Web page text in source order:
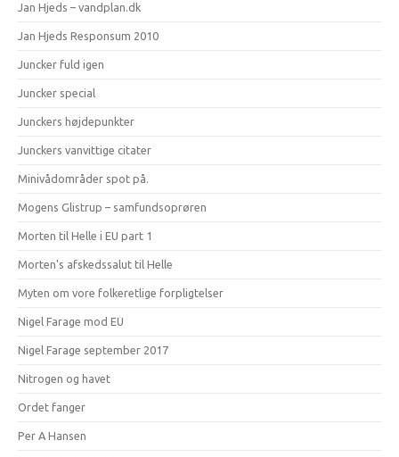
Jan Hjeds – vandplan.dk
Jan Hjeds Responsum 2010
Juncker fuld igen
Juncker special
Junckers højdepunkter
Junckers vanvittige citater
Minivådområder spot på.
Mogens Glistrup – samfundsoprøren
Morten til Helle i EU part 1
Morten's afskedssalut til Helle
Myten om vore folkeretlige forpligtelser
Nigel Farage mod EU
Nigel Farage september 2017
Nitrogen og havet
Ordet fanger
Per A Hansen